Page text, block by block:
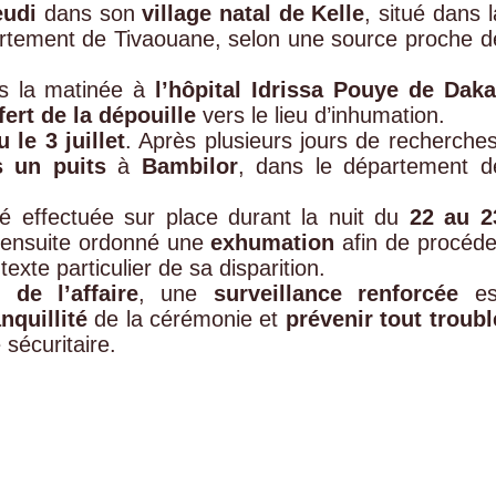
dans sonvillage natal de Kelle, situé dans
de Tivaouane, selon une source proche
la matinée à
l’hôpital Idrissa Pouye de
de la dépouillevers le lieu d’inhumation.
le 3 juillet. Après plusieurs jours de
un puitsà Bambilor, dans le département
effectuée sur place durant la nuit du 22 au
ordonné uneexhumation afin de
particulier de sa disparition.
de l’affaire, une surveillance renforcée
de la cérémonie et prévenir tout
sécuritaire.